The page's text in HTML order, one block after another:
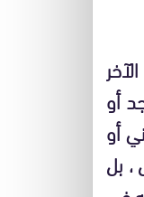
أو
أو
، بل